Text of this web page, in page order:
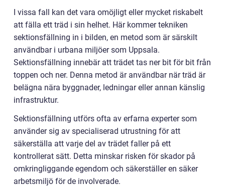
I vissa fall kan det vara omöjligt eller mycket riskabelt
att fälla ett träd i sin helhet. Här kommer tekniken
sektionsfällning in i bilden, en metod som är särskilt
användbar i urbana miljöer som Uppsala.
Sektionsfällning innebär att trädet tas ner bit för bit från
toppen och ner. Denna metod är användbar när träd är
belägna nära byggnader, ledningar eller annan känslig
infrastruktur.
Sektionsfällning utförs ofta av erfarna experter som
använder sig av specialiserad utrustning för att
säkerställa att varje del av trädet faller på ett
kontrollerat sätt. Detta minskar risken för skador på
omkringliggande egendom och säkerställer en säker
arbetsmiljö för de involverade.